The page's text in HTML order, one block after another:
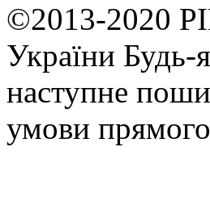
©2013-2020
України
наступне
умови